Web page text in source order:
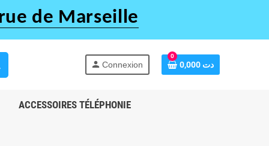
de Marseille
person Connexion
0
0,000 دت
ACCESSOIRES TÉLÉPHONIE